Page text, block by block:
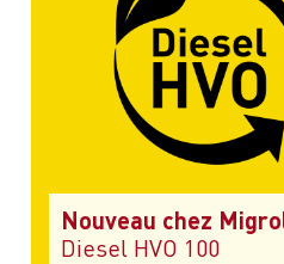
Nouveau chez
Diesel HVO 100